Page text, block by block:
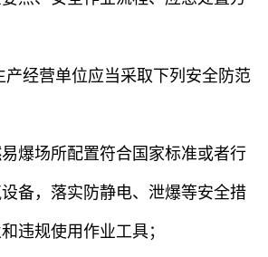
产经营单位应当采取下列安全防范
场所配置符合国家标准或者行
备，落实防静电、泄爆等安全措
违规使用作业工具；